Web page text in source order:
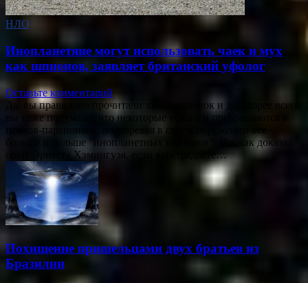
НЛО
Инопланетяне могут использовать чаек и мух
как шпионов, заявляет британский уфолог
Оставьте комментарий
Да, вы правильно прочитали этот заголовок и да, скорее всего
вы тоже подумали, что некоторые уфологи превращаются в
психов-параноиков, подозревая в своем окружении все
больше и больше "инопланетных шпионов". Но, как доказал
опыт Эрнеста Хэмингуэя, если вы страдаете…
Похищение пришельцами двух братьев из
Бразилии